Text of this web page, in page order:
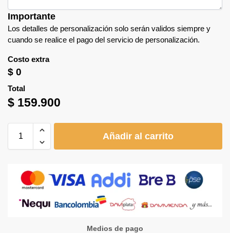
Importante
Los detalles de personalización solo serán validos siempre y
cuando se realice el pago del servicio de personalización.
Costo extra
$ 0
Total
$ 159.900
Añadir al carrito
Medios de pago